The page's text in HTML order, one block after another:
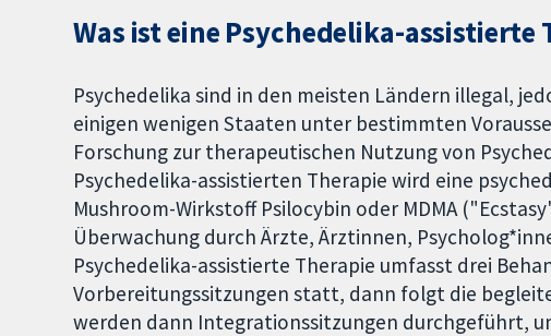
Was ist eine Psychedelika-assistierte
Psychedelika sind in den meisten Ländern illegal,
einigen wenigen Staaten unter bestimmten
Forschung zur therapeutischen Nutzung von
Psychedelika-assistierten Therapie wird eine
Mushroom-Wirkstoff Psilocybin oder MDMA
Überwachung durch Ärzte, Ärztinnen,
Psychedelika-assistierte Therapie umfasst drei
Vorbereitungssitzungen statt, dann folgt die
werden dann Integrationssitzungen durchgeführt,